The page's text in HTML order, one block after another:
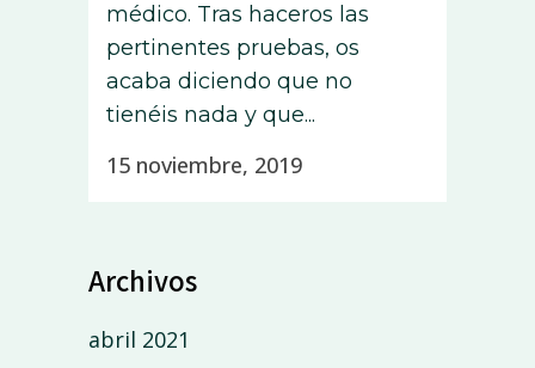
médico. Tras haceros las
pertinentes pruebas, os
acaba diciendo que no
tienéis nada y que...
15 noviembre, 2019
Archivos
abril 2021